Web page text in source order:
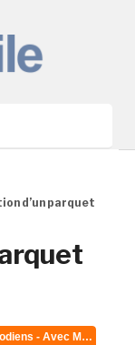
d’un parquet